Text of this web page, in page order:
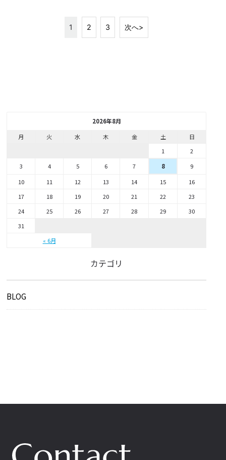
1 2 3 次へ>
2026年8月
月
火 水 木 金 土 日
« 6月
1
2
3
4 5 6 7 8
9
10
11 12 13 14 15
16
17
18 19 20 21 22
23
24
25 26 27 28 29
30
31
カテゴリ
BLOG